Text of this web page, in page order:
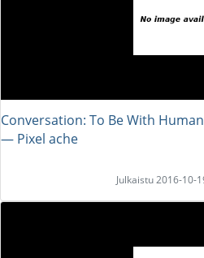
Conversation: To Be With Human
― Pixel ache
Julkaistu 2016-10-